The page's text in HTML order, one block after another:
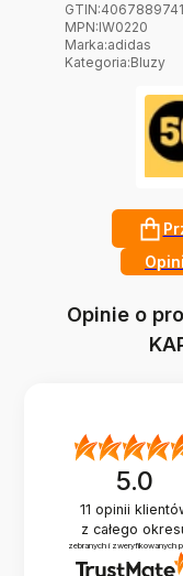
GTIN:
MPN:IW0220
Marka:adidas
Kategoria:Bluzy
Opinie o
5.0
11 opinii
z całego
zebranych i zweryfikowanych